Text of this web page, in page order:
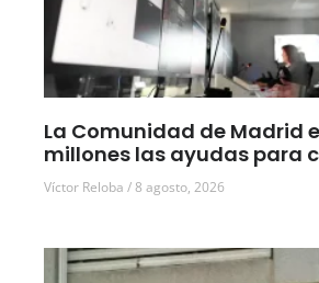
La Comunidad de Madrid
millones las ayudas para
Víctor Reloba 8 agosto, 2026